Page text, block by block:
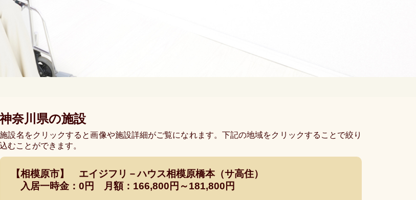
神奈川県の施設
施設名をクリックすると画像や施設詳細がご覧になれます。下記の地域をクリックすることで絞り
込むことができます。
【相模原市】 エイジフリ－ハウス相模原橋本（サ高住）
入居一時金：0円 月額：166,800円～181,800円